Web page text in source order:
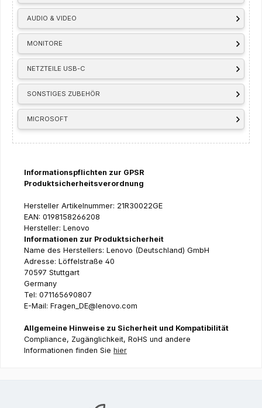
AUDIO & VIDEO
MONITORE
NETZTEILE USB-C
SONSTIGES ZUBEHÖR
MICROSOFT
Informationspflichten zur GPSR
Produktsicherheitsverordnung
Hersteller Artikelnummer: 21R30022GE
EAN: 0198158266208
Hersteller: Lenovo
Informationen zur Produktsicherheit
Name des Herstellers: Lenovo (Deutschland) GmbH
Adresse: Löffelstraße 40
70597 Stuttgart
Germany
Tel: 071165690807
E-Mail: Fragen_DE@lenovo.com
Allgemeine Hinweise zu Sicherheit und Kompatibilität
Compliance, Zugänglichkeit, RoHS und andere
Informationen finden Sie hier